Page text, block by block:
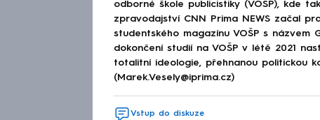
odborné škole publicistiky (VOŠP), kde
zpravodajství CNN Prima NEWS začal
studentského magazínu VOŠP s
dokončení studií na VOŠP v létě 2021
totalitní ideologie, přehnanou politickou
(Marek.Vesely@iprima.cz)
Vstup do diskuze